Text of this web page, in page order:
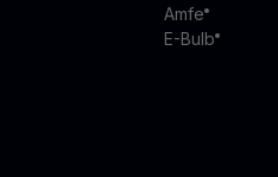
Amfe
E-Bulb